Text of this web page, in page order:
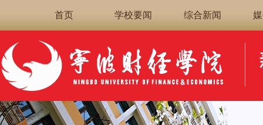
首页 学校要闻 综合新闻